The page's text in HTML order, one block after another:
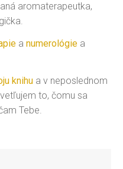
aromaterapeutka,
a numerológie a
knihu a v neposlednom
to, čomu sa
Tebe.